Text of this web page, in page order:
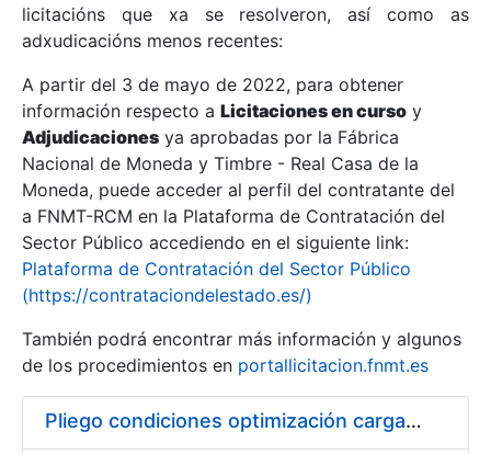
Mostrar/Ocultar
Mostrar/Ocultar
Mostrar/Ocultar
Mostrar/Ocultar
licitacións que xa se resolveron, así como as
adxudicacións menos recentes:
A partir del 3 de mayo de 2022, para obtener
información respecto a Licitaciones en curso y
Adjudicaciones ya aprobadas por la Fábrica
Nacional de Moneda y Timbre - Real Casa de la
Moneda, puede acceder al perfil del contratante del
a FNMT-RCM en la Plataforma de Contratación del
Sector Público accediendo en el siguiente link:
Plataforma de Contratación del Sector Público
(https://contrataciondelestado.es/)
También podrá encontrar más información y algunos
de los procedimientos en portallicitacion.fnmt.es
Pliego condiciones optimización cargas compras firmado